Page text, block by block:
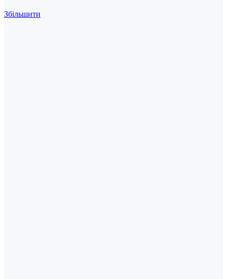
Збільшити